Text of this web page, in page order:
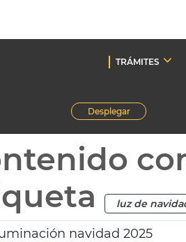
TRÁMITES
Desplegar
luz de
navidad 2025